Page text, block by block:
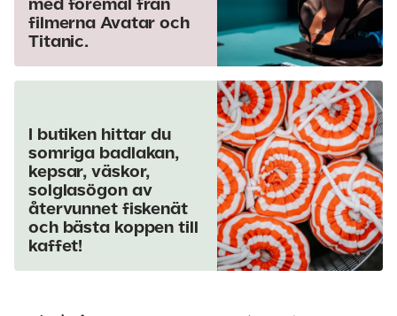
med föremål från
filmerna Avatar och
Titanic.
I butiken hittar du
somriga badlakan,
kepsar, väskor,
solglasögon av
återvunnet fiskenät
och bästa koppen till
kaffet!